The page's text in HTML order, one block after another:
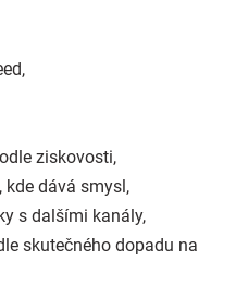
ziskovosti,
dává smysl,
s dalšími kanály,
skutečného dopadu na